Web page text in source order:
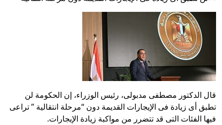
قال الدكتور مصطفى مدبولى، رئيس الوزراء، إن الحكومة لن
تطبق أى زيادة فى الإيجارات القديمة دون “مرحلة انتقالية ” تراعى
فيها الفئات التى قد تتضرر من مواكبة زيادة الإيجارات.